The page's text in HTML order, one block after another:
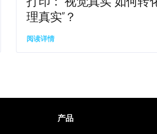
理真实”？
阅读详情
产品